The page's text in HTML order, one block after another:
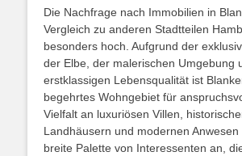
Die Nachfrage nach Immobilien in
Vergleich zu anderen Stadtteilen
besonders hoch. Aufgrund der
der Elbe, der malerischen Umgebung
erstklassigen Lebensqualität ist
begehrtes Wohngebiet für
Vielfalt an luxuriösen Villen,
Landhäusern und modernen Anwesen
breite Palette von Interessenten an,